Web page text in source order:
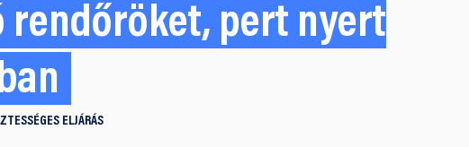
rendőröket, pert nyert
ELJÁRÁS